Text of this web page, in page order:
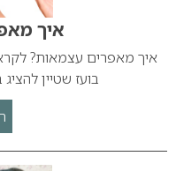
איך
איך מאפרים עצמאות?
בועז שטיין